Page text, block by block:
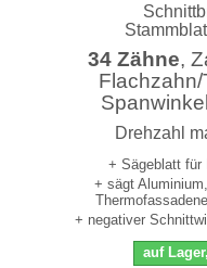
34 Zähne,
Drehzahl
+ Sägeblatt für
+ sägt
+ negativer
auf